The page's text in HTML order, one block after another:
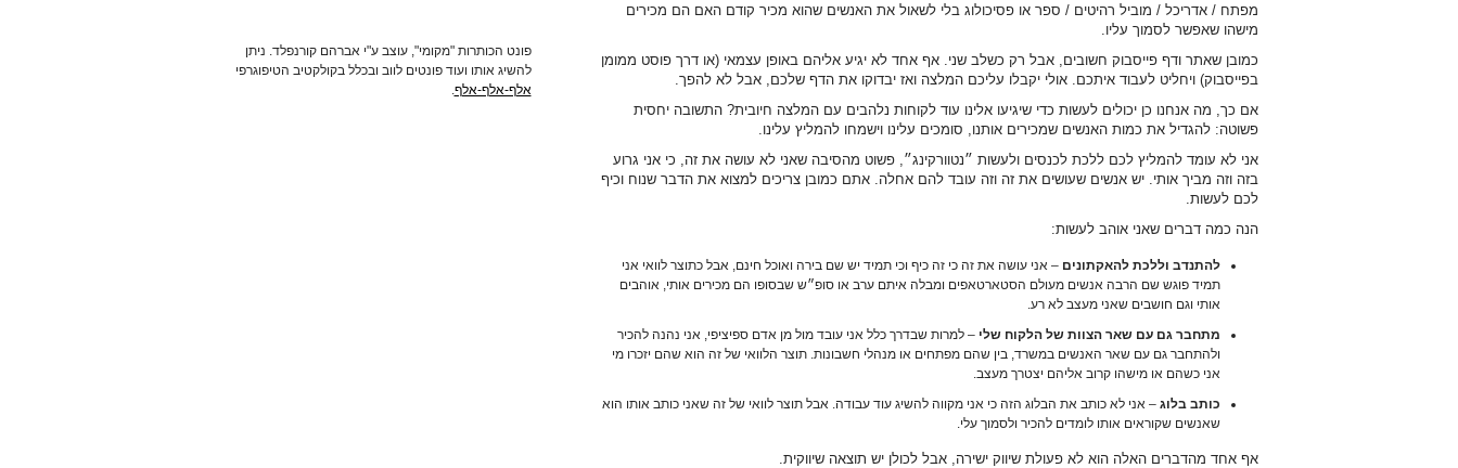
מפתח / אדריכל / מוביל רהיטים / ספר או פסיכולוג בלי לשאול את האנשים שהוא מכיר קודם האם הם מכירים
מישהו שאפשר לסמוך עליו.
כמובן שאתר ודף פייסבוק חשובים, אבל רק כשלב שני. אף אחד לא יגיע אליהם באופן עצמאי (או דרך פוסט ממומן
בפייסבוק) ויחליט לעבוד איתכם. אולי יקבלו עליכם המלצה ואז יבדוקו את הדף שלכם, אבל לא להפך.
אם כך, מה אנחנו כן יכולים לעשות כדי שיגיעו אלינו עוד לקוחות נלהבים עם המלצה חיובית? התשובה יחסית
פשוטה: להגדיל את כמות האנשים שמכירים אותנו, סומכים עלינו וישמחו להמליץ עלינו.
אני לא עומד להמליץ לכם ללכת לכנסים ולעשות ״נטוורקינג״, פשוט מהסיבה שאני לא עושה את זה, כי אני גרוע
בזה וזה מביך אותי. יש אנשים שעושים את זה וזה עובד להם אחלה. אתם כמובן צריכים למצוא את הדבר שנוח וכיף
לכם לעשות.
הנה כמה דברים שאני אוהב לעשות:
להתנדב וללכת להאקתונים – אני עושה את זה כי זה כיף וכי תמיד יש שם בירה ואוכל חינם, אבל כתוצר לוואי אני
תמיד פוגש שם הרבה אנשים מעולם הסטארטאפים ומבלה איתם ערב או סופ״ש שבסופו הם מכירים אותי, אוהבים
אותי וגם חושבים שאני מעצב לא רע.
מתחבר גם עם שאר הצוות של הלקוח שלי – למרות שבדרך כלל אני עובד מול מן אדם ספיציפי, אני נהנה להכיר
ולהתחבר גם עם שאר האנשים במשרד, בין שהם מפתחים או מנהלי חשבונות. תוצר הלוואי של זה הוא שהם יזכרו מי
אני כשהם או מישהו קרוב אליהם יצטרך מעצב.
כותב בלוג – אני לא כותב את הבלוג הזה כי אני מקווה להשיג עוד עבודה. אבל תוצר לוואי של זה שאני כותב אותו הוא
שאנשים שקוראים אותו לומדים להכיר ולסמוך עלי.
אף אחד מהדברים האלה הוא לא פעולת שיווק ישירה, אבל לכולן יש תוצאה שיווקית.
פונט הכותרות "מקומי", עוצב ע"י אברהם קורנפלד. ניתן
להשיג אותו ועוד פונטים לווב ובכלל בקולקטיב הטיפוגרפי
אלף-אלף-אלף.